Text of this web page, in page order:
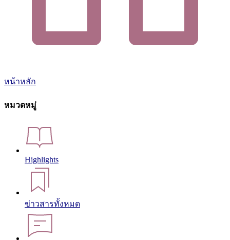
หน้าหลัก
หมวดหมู่
Highlights
ข่าวสารทั้งหมด